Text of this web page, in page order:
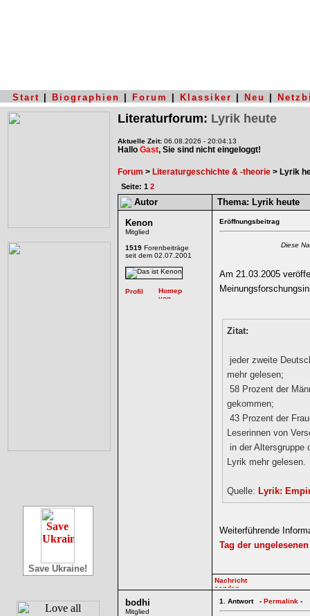
Start Biographien Forum Klassiker Neu
Save Ukraine!
Literaturforum: Lyrik heute
Aktuelle Zeit: 06.08.2026 - 20:04:13
Hallo Gast, Sie sind nicht eingeloggt!
Forum > Literaturgeschichte & -theorie > Lyrik
Seite: 1 2
Autor Thema: Lyrik heute
Kenon
Mitglied
1519 Forenbeiträge
seit dem 02.07.2001
Eröffnungsbeitrag
Diese
Am 21.03.2005
Zitat:
jeder zweite
mehr gelesen;
58 Prozent der
gekommen;
43 Prozent der
Leserinnen von
in der Altersgruppe
Lyrik mehr gelesen.
Quelle: Lyrik:
Weiterführende
Tag der
bodhi
Mitglied
1. Antwort - Permalink -